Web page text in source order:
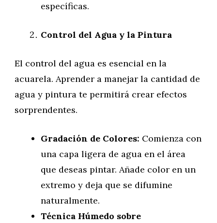
específicas.
Control del Agua y la Pintura
El control del agua es esencial en la
acuarela. Aprender a manejar la cantidad de
agua y pintura te permitirá crear efectos
sorprendentes.
Gradación de Colores: Comienza con
una capa ligera de agua en el área
que deseas pintar. Añade color en un
extremo y deja que se difumine
naturalmente.
Técnica Húmedo sobre